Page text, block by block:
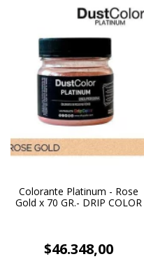
Colorante Platinum - Rose
Gold x 70 GR.- DRIP COLOR
$46.348,00